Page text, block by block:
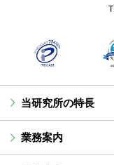
当研究所の特長
業務案内